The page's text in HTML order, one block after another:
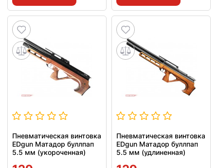
Пневматическая винтовка
EDgun Матадор буллпап
5.5 мм (укороченная)
Пневматическая винтовка
EDgun Матадор буллпап
5.5 мм (удлиненная)